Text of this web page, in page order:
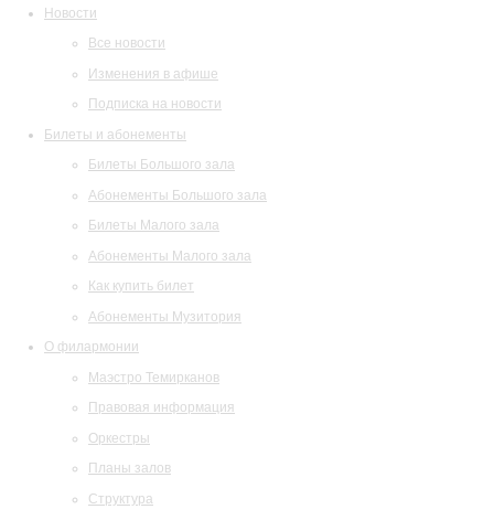
Новости
Все новости
Изменения в афише
Подписка на новости
Билеты и абонементы
Билеты Большого зала
Абонементы Большого зала
Билеты Малого зала
Абонементы Малого зала
Как купить билет
Абонементы Музитория
О филармонии
Маэстро Темирканов
Правовая информация
Оркестры
Планы залов
Структура